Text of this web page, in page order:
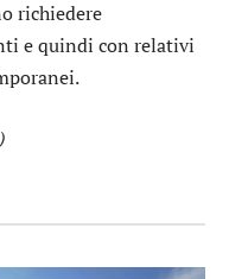
richiedere
e quindi con relativi